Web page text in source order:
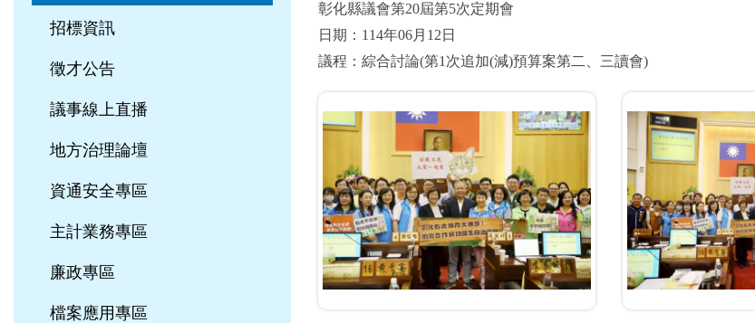
招標資訊
徵才公告
議事線上直播
地方治理論壇
資通安全專區
主計業務專區
廉政專區
檔案應用專區
彰化縣議會第20屆第5次定期會
日期：114年06月12日
議程：綜合討論(第1次追加(減)預算案第二、三讀會)